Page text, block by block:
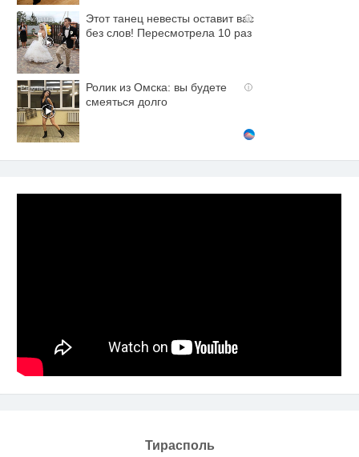
i
Этот танец невесты оставит вас
без слов! Пересмотрела 10 раз
i
Ролик из Омска: вы будете
смеяться долго
Тирасполь